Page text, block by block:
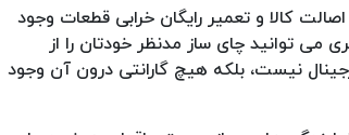
کالا و تعمیر رایگان خرابی قطعات وجود
می توانید چای ساز مدنظر خودتان را از
نیست، بلکه هیچ گارانتی درون آن وجود